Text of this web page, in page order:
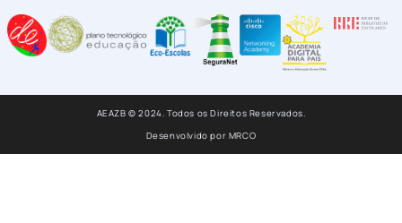
AEAZB © 2024. Todos os Direitos Reservados.
Desenvolvido por MRCO